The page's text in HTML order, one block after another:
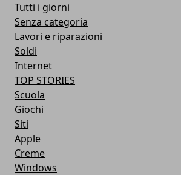
Tutti i giorni
Senza categoria
Lavori e riparazioni
Soldi
Internet
TOP STORIES
Scuola
Giochi
Siti
Apple
Creme
Windows